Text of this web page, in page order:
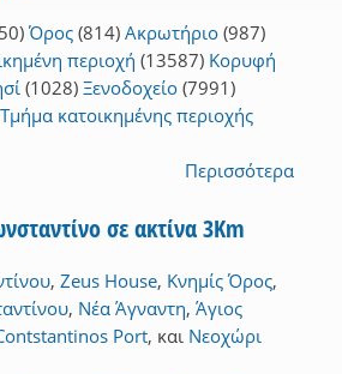
Όρος (814) Ακρωτήριο (987)
περιοχή (13587) Κορυφή
(1028) Ξενοδοχείο (7991)
Τμήμα κατοικημένης περιοχής
Περισσότερα
σε ακτίνα 3Km
, Zeus House, Κνημίς Όρος,
, Νέα Άγναντη, Άγιος
Port, και Νεοχώρι